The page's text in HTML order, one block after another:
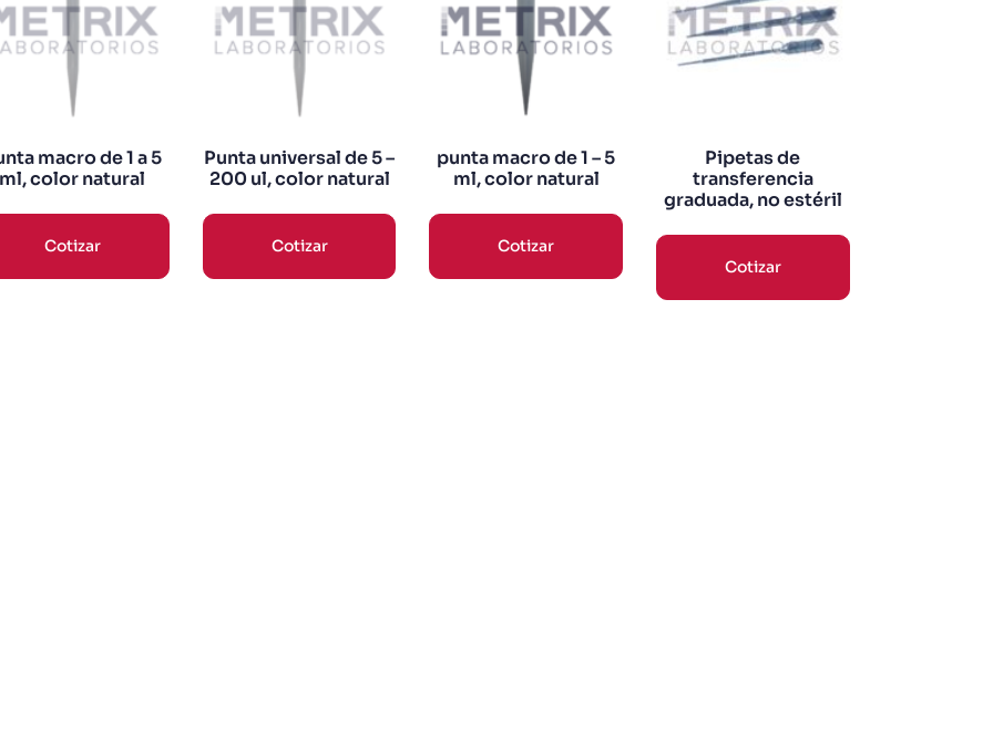
macro de 1 a 5
ml, color natural
Cotizar
Punta universal de 5 –
200 ul, color natural
Cotizar
punta macro de 1 – 5
ml, color natural
Cotizar
Pipetas de
transferencia
graduada, no estéril
Cotizar